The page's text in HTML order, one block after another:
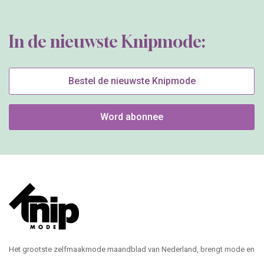
In de nieuwste Knipmode:
Bestel de nieuwste Knipmode
Word abonnee
Het grootste zelfmaakmode maandblad van Nederland, brengt mode en